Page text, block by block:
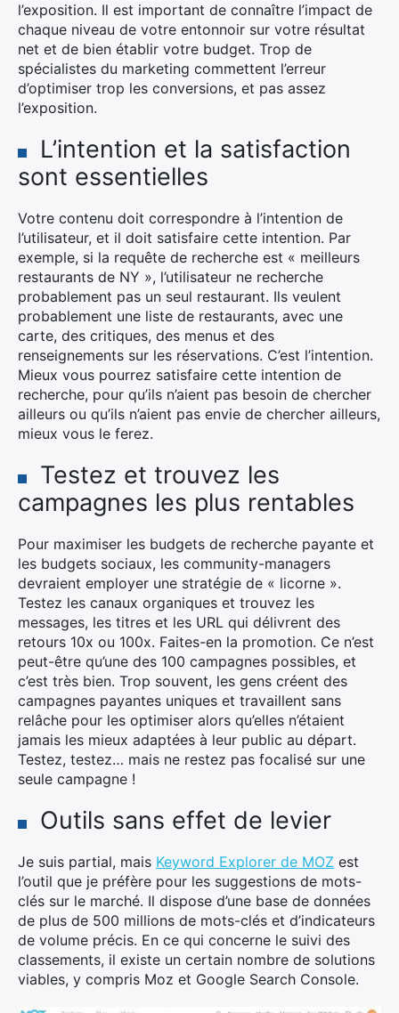
l’exposition. Il est important de connaître l’impact de
chaque niveau de votre entonnoir sur votre résultat
net et de bien établir votre budget. Trop de
spécialistes du marketing commettent l’erreur
d’optimiser trop les conversions, et pas assez
l’exposition.
L’intention et la satisfaction
sont essentielles
Votre contenu doit correspondre à l’intention de
l’utilisateur, et il doit satisfaire cette intention. Par
exemple, si la requête de recherche est « meilleurs
restaurants de NY », l’utilisateur ne recherche
probablement pas un seul restaurant. Ils veulent
probablement une liste de restaurants, avec une
carte, des critiques, des menus et des
renseignements sur les réservations. C’est l’intention.
Mieux vous pourrez satisfaire cette intention de
recherche, pour qu’ils n’aient pas besoin de chercher
ailleurs ou qu’ils n’aient pas envie de chercher ailleurs,
mieux vous le ferez.
Testez et trouvez les
campagnes les plus rentables
Pour maximiser les budgets de recherche payante et
les budgets sociaux, les community-managers
devraient employer une stratégie de « licorne ».
Testez les canaux organiques et trouvez les
messages, les titres et les URL qui délivrent des
retours 10x ou 100x. Faites-en la promotion. Ce n’est
peut-être qu’une des 100 campagnes possibles, et
c’est très bien. Trop souvent, les gens créent des
campagnes payantes uniques et travaillent sans
relâche pour les optimiser alors qu’elles n’étaient
jamais les mieux adaptées à leur public au départ.
Testez, testez… mais ne restez pas focalisé sur une
seule campagne !
Outils sans effet de levier
Je suis partial, mais Keyword Explorer de MOZ est
l’outil que je préfère pour les suggestions de mots-
clés sur le marché. Il dispose d’une base de données
de plus de 500 millions de mots-clés et d’indicateurs
de volume précis. En ce qui concerne le suivi des
classements, il existe un certain nombre de solutions
viables, y compris Moz et Google Search Console.